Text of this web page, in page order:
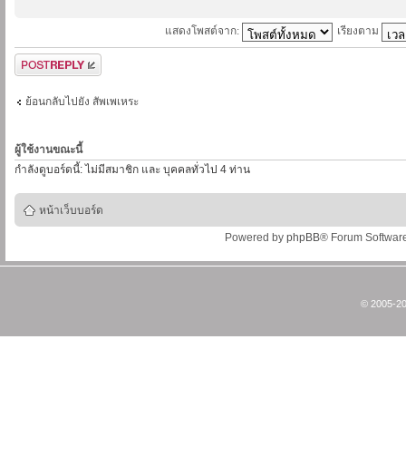
แสดงโพสต์จาก: เรียงตาม
ตอบกระทู้
ย้อนกลับไปยัง สัพเพเหระ
ผู้ใช้งานขณะนี้
กำลังดูบอร์ดนี้: ไม่มีสมาชิก และ บุคคลทั่วไป 4 ท่าน
หน้าเว็บบอร์ด
Powered by phpBB® Forum
© 2005-